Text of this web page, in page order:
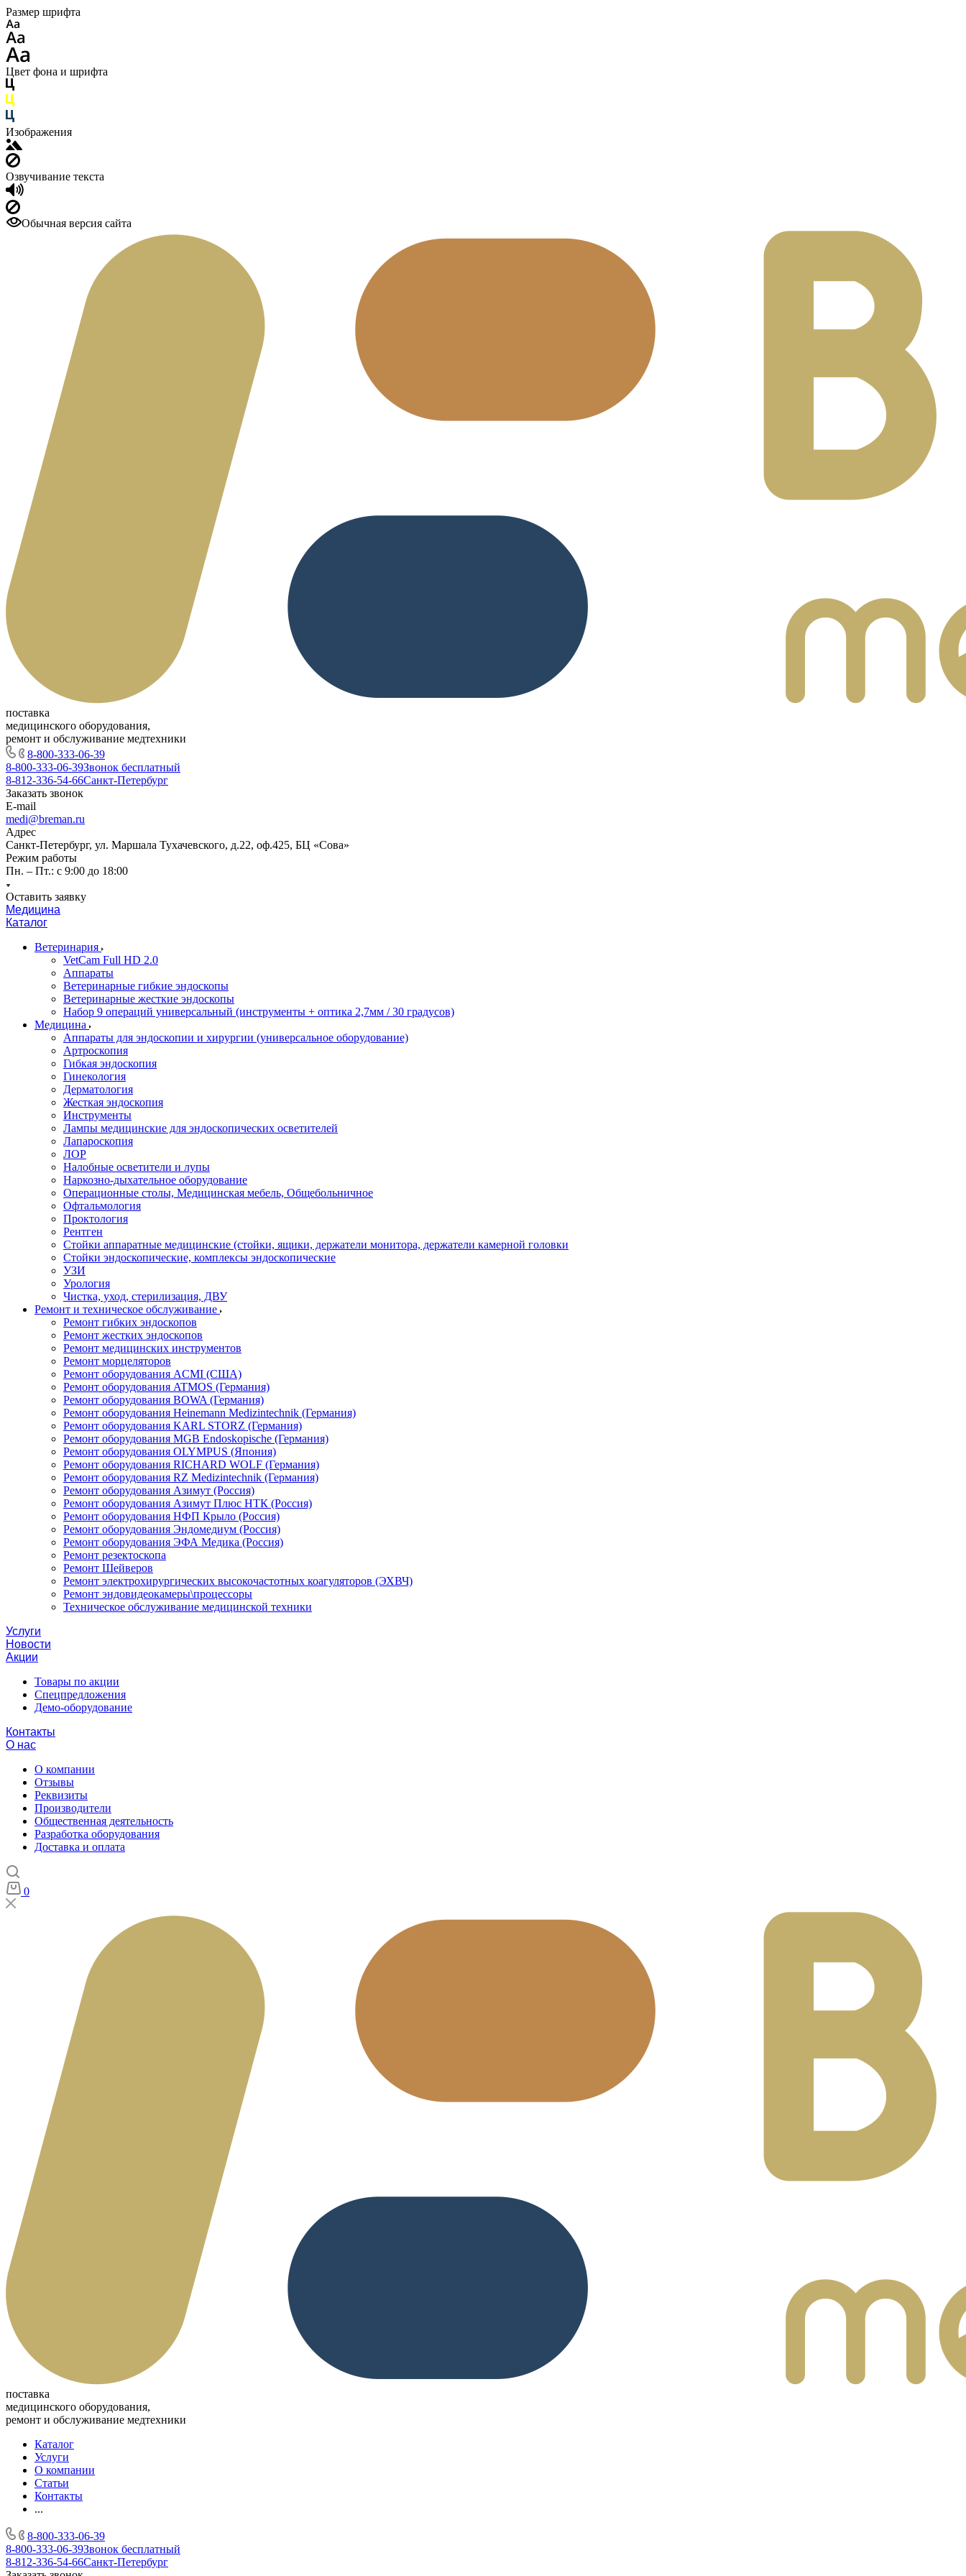
Размер шрифта
Цвет фона и шрифта
Изображения
Озвучивание текста
Обычная версия сайта
поставка
медицинского оборудования,
ремонт и обслуживание медтехники
8-800-333-06-39
8-800-333-06-39Звонок бесплатный
8-812-336-54-66Санкт-Петербург
Заказать звонок
E-mail
medi@breman.ru
Адрес
Санкт-Петербург, ул. Маршала Тухачевского, д.22, оф.425, БЦ «Сова»
Режим работы
Пн. – Пт.: с 9:00 до 18:00
Оставить заявку
Медицина
Каталог
Ветеринария
VetCam Full HD 2.0
Аппараты
Ветеринарные гибкие эндоскопы
Ветеринарные жесткие эндоскопы
Набор 9 операций универсальный (инструменты + оптика 2,7мм / 30 градусов)
Медицина
Аппараты для эндоскопии и хирургии (универсальное оборудование)
Артроскопия
Гибкая эндоскопия
Гинекология
Дерматология
Жесткая эндоскопия
Инструменты
Лампы медицинские для эндоскопических осветителей
Лапароскопия
ЛОР
Налобные осветители и лупы
Наркозно-дыхательное оборудование
Операционные столы, Медицинская мебель, Общебольничное
Офтальмология
Проктология
Рентген
Стойки аппаратные медицинские (стойки, ящики, держатели монитора, держатели камерной головки
Стойки эндоскопические, комплексы эндоскопические
УЗИ
Урология
Чистка, уход, стерилизация, ДВУ
Ремонт и техническое обслуживание
Ремонт гибких эндоскопов
Ремонт жестких эндоскопов
Ремонт медицинских инструментов
Ремонт морцеляторов
Ремонт оборудования ACMI (США)
Ремонт оборудования ATMOS (Германия)
Ремонт оборудования BOWA (Германия)
Ремонт оборудования Heinemann Medizintechnik (Германия)
Ремонт оборудования KARL STORZ (Германия)
Ремонт оборудования MGB Endoskopische (Германия)
Ремонт оборудования OLYMPUS (Япония)
Ремонт оборудования RICHARD WOLF (Германия)
Ремонт оборудования RZ Medizintechnik (Германия)
Ремонт оборудования Азимут (Россия)
Ремонт оборудования Азимут Плюс НТК (Россия)
Ремонт оборудования НФП Крыло (Россия)
Ремонт оборудования Эндомедиум (Россия)
Ремонт оборудования ЭФА Медика (Россия)
Ремонт резектоскопа
Ремонт Шейверов
Ремонт электрохирургических высокочастотных коагуляторов (ЭХВЧ)
Ремонт эндовидеокамеры\процессоры
Техническое обслуживание медицинской техники
Услуги
Новости
Акции
Товары по акции
Спецпредложения
Демо-оборудование
Контакты
О нас
О компании
Отзывы
Реквизиты
Производители
Общественная деятельность
Разработка оборудования
Доставка и оплата
0
поставка
медицинского оборудования,
ремонт и обслуживание медтехники
Каталог
Услуги
О компании
Статьи
Контакты
...
8-800-333-06-39
8-800-333-06-39Звонок бесплатный
8-812-336-54-66Санкт-Петербург